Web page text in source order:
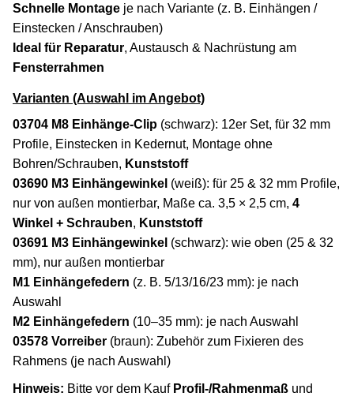
Schnelle Montage je nach Variante (z. B. Einhängen /
Einstecken / Anschrauben)
Ideal für Reparatur, Austausch & Nachrüstung am
Fensterrahmen
Varianten (Auswahl im Angebot)
03704 M8 Einhänge-Clip (schwarz): 12er Set, für 32 mm
Profile, Einstecken in Kedernut, Montage ohne
Bohren/Schrauben, Kunststoff
03690 M3 Einhängewinkel (weiß): für 25 & 32 mm Profile,
nur von außen montierbar, Maße ca. 3,5 × 2,5 cm, 4
Winkel + Schrauben, Kunststoff
03691 M3 Einhängewinkel (schwarz): wie oben (25 & 32
mm), nur außen montierbar
M1 Einhängefedern (z. B. 5/13/16/23 mm): je nach
Auswahl
M2 Einhängefedern (10–35 mm): je nach Auswahl
03578 Vorreiber (braun): Zubehör zum Fixieren des
Rahmens (je nach Auswahl)
Hinweis: Bitte vor dem Kauf Profil-/Rahmenmaß und